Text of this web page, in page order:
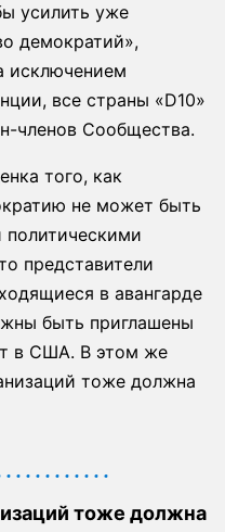
усилить уже
демократий»,
исключением
все страны «D10»
членов Сообщества.
того, как
не может быть
представители
в авангарде
быть приглашены
в США. В этом же
тоже должна
тоже должна